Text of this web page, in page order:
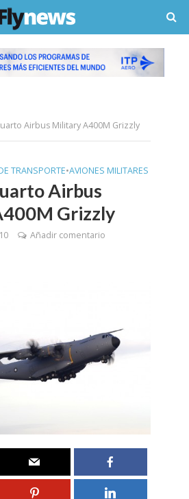
Airbus Military A400M Grizzly
TRANSPORTE•AVIONES MILITARES
Airbus
Grizzly
Añadir comentario